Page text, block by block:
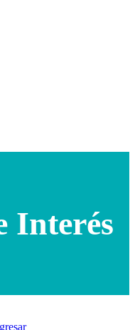
Interés